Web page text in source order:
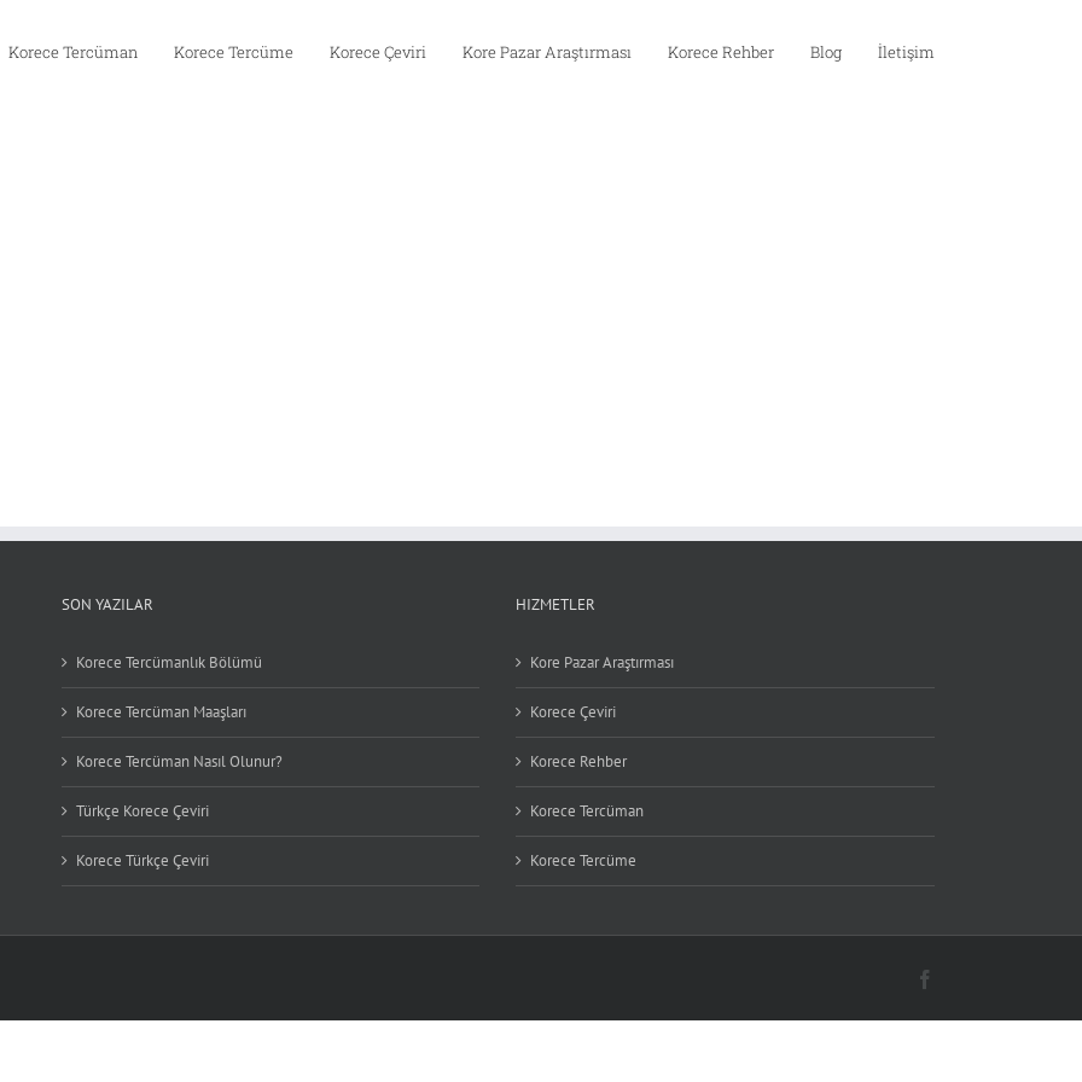
Korece Tercüman Korece Tercüme Korece Çeviri Kore Pazar Araştırması Korece Rehber Blog İletişim
SON YAZILAR
Korece Tercümanlık Bölümü
Korece Tercüman Maaşları
Korece Tercüman Nasıl Olunur?
Türkçe Korece Çeviri
Korece Türkçe Çeviri
HIZMETLER
Kore Pazar Araştırması
Korece Çeviri
Korece Rehber
Korece Tercüman
Korece Tercüme